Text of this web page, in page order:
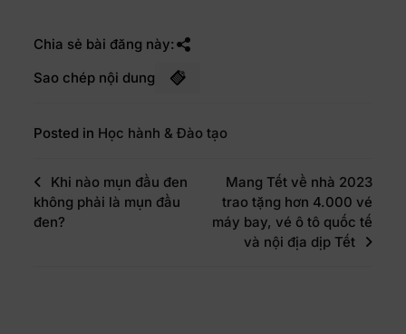
Chia sẻ bài đăng này:
Sao chép nội dung
Posted in Học hành & Đào tạo
Khi nào mụn đầu đen
không phải là mụn đầu
đen?
Mang Tết về nhà 2023
trao tặng hơn 4.000 vé
máy bay, vé ô tô quốc tế
và nội địa dịp Tết